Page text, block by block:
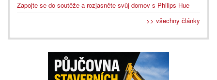
Zapojte se do soutěže a rozjasněte svůj domov s Philips Hue
>> všechny články